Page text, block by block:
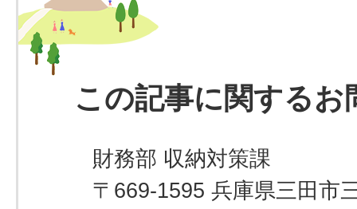
この記事に関するお
財務部 収納対策課
〒669-1595 兵庫県三田市